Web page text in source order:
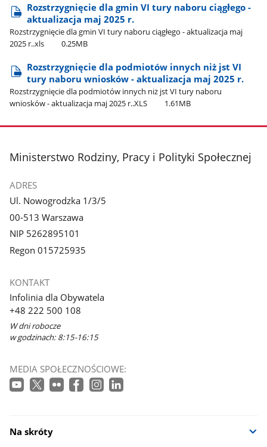
Rozstrzygnięcie dla gmin VI tury naboru ciągłego -
aktualizacja maj 2025 r.
Rozstrzygnięcie dla gmin VI tury naboru ciągłego - aktualizacja maj
2025 r..xls
0.25MB
Rozstrzygnięcie dla podmiotów innych niż jst VI
tury naboru wniosków - aktualizacja maj 2025 r.
Rozstrzygnięcie dla podmiotów innych niż jst VI tury naboru
wniosków - aktualizacja maj 2025 r..XLS
1.61MB
stopka
Ministerstwo Rodziny, Pracy i Polityki Społecznej
ADRES
Ul. Nowogrodzka 1/3/5
00-513 Warszawa
NIP 5262895101
Regon 015725935
KONTAKT
Infolinia dla Obywatela
+48 222 500 108
W dni robocze
w godzinach: 8:15-16:15
MEDIA SPOŁECZNOŚCIOWE:
Na skróty